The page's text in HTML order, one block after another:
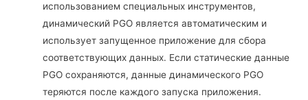
использованием специальных инструментов,
динамический PGO является автоматическим и
использует запущенное приложение для сбора
соответствующих данных. Если статические данные
PGO сохраняются, данные динамического PGO
теряются после каждого запуска приложения.